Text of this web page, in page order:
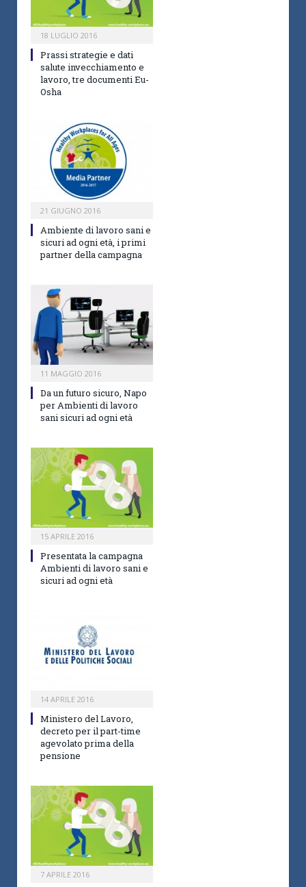
18 LUGLIO 2016
Prassi strategie e dati
salute invecchiamento e
lavoro, tre documenti Eu-
Osha
21 GIUGNO 2016
Ambiente di lavoro sani e
sicuri ad ogni età, i primi
partner della campagna
11 MAGGIO 2016
Da un futuro sicuro, Napo
per Ambienti di lavoro
sani sicuri ad ogni età
15 APRILE 2016
Presentata la campagna
Ambienti di lavoro sani e
sicuri ad ogni età
14 APRILE 2016
Ministero del Lavoro,
decreto per il part-time
agevolato prima della
pensione
7 APRILE 2016